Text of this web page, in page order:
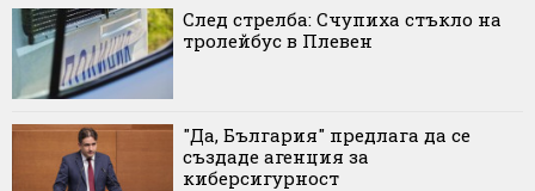
След стрелба: Счупиха стъкло на
тролейбус в Плевен
"Да, България" предлага да се
създаде агенция за
киберсигурност